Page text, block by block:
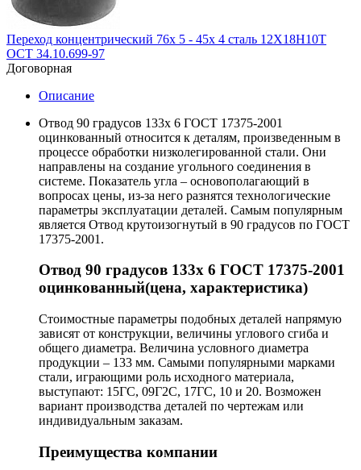
Переход концентрический 76х 5 - 45х 4 сталь 12Х18Н10Т
ОСТ 34.10.699-97
Договорная
Описание
Отвод 90 градусов 133х 6 ГОСТ 17375-2001
оцинкованный относится к деталям, произведенным в
процессе обработки низколегированной стали. Они
направлены на создание угольного соединения в
системе. Показатель угла – основополагающий в
вопросах цены, из-за него разнятся технологические
параметры эксплуатации деталей. Самым популярным
является Отвод крутоизогнутый в 90 градусов по ГОСТ
17375-2001.
Отвод 90 градусов 133х 6 ГОСТ 17375-2001
оцинкованный(цена, характеристика)
Стоимостные параметры подобных деталей напрямую
зависят от конструкции, величины углового сгиба и
общего диаметра. Величина условного диаметра
продукции – 133 мм. Самыми популярными марками
стали, играющими роль исходного материала,
выступают: 15ГС, 09Г2С, 17ГС, 10 и 20. Возможен
вариант производства деталей по чертежам или
индивидуальным заказам.
Преимущества компании